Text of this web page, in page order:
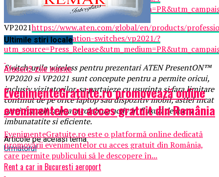
VP2021https://www.aten.com/global/en/products/
audiovideo/presentation-switches/vp2021/?
Switch-urile wireless pentru prezentari ATEN PresentON™
VP2020 si VP2021 sunt concepute pentru a permite oricui,
inclusiv vizitatorilor, sa partajeze cu usurinta si fara limitare
continut de pe orice laptop sau dispozitiv mobil, astfel incat
participantii sa poata colabora activ in fluxuri de lucru
imbunatatite si eficiente.
Articole pe aceiasi tema:
Urmatorul
Rent a car in Bucuresti aeroport
Ultimile stiri locale
Afaceri2 zile inainte
EvenimenteGratuite.ro promovează online
evenimentele cu acces gratuit din România
EvenimenteGratuite.ro este o platformă online dedicată
promovării evenimentelor cu acces gratuit din România,
care permite publicului să le descopere în...